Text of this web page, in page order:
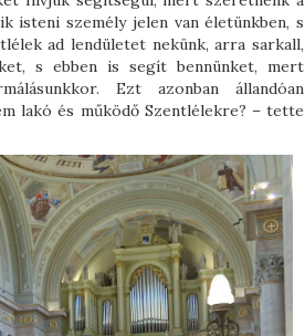
isteni személy jelen van életünkben, s
ad lendületet nekünk, arra sarkall,
s ebben is segít bennünket, mert
Ezt azonban állandóan
lakó és működő Szentlélekre? – tette